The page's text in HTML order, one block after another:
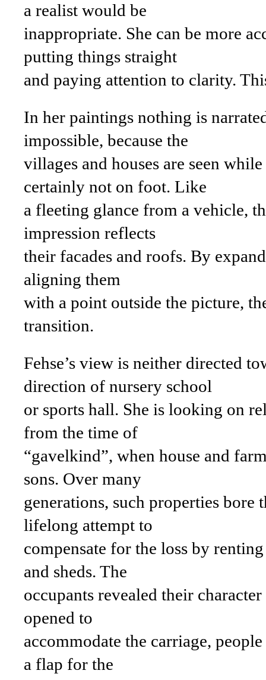
a realist would be
inappropriate. She can be more
putting things straight
and paying attention to clarity.
In her paintings nothing is
impossible, because the
villages and houses are seen
certainly not on foot. Like
a fleeting glance from a vehicle,
impression reflects
their facades and roofs. By
aligning them
with a point outside the picture,
transition.
Fehse’s view is neither directed
direction of nursery school
or sports hall. She is looking on
from the time of
“gavelkind”, when house and
sons. Over many
generations, such properties
lifelong attempt to
compensate for the loss by
and sheds. The
occupants revealed their
opened to
accommodate the carriage,
a flap for the